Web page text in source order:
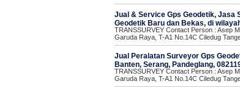
Jual & Service Gps Geodetik, Jasa
Geodetik Baru dan Bekas, di
TRANSSURVEY Contact Person : Asep
Garuda Raya, T-A1 No.14C Ciledug
Jual Peralatan Surveyor Gps
Banten, Serang, Pandeglang,
TRANSSURVEY Contact Person : Asep
Garuda Raya, T-A1 No.14C Ciledug